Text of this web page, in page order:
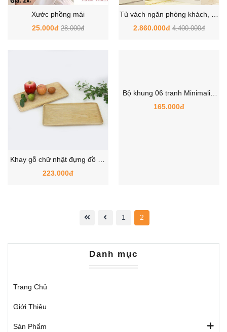
Xước phồng mái
25.000đ 28.000đ
Tủ vách ngăn phòng khách, kệ
trang trí phòng khách
2.860.000đ 4.400.000đ
Khay gỗ chữ nhật đựng đồ ăn
trang trí
223.000đ
Bộ khung 06 tranh Minimalist
tông màu cam nâu hiện đại
165.000đ
1 2
Danh mục
Trang Chủ
Giới Thiệu
Sản Phẩm